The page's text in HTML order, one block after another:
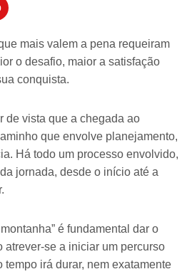
mais valem a pena requeiram
o desafio, maior a satisfação
conquista.
de vista que a chegada ao
que envolve planejamento,
Há todo um processo envolvido,
jornada, desde o início até a
é fundamental dar o
atrever-se a iniciar um percurso
irá durar, nem exatamente